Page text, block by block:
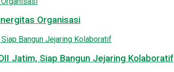
Organisasi
Jatim, Siap Bangun Jejaring Kolaboratif